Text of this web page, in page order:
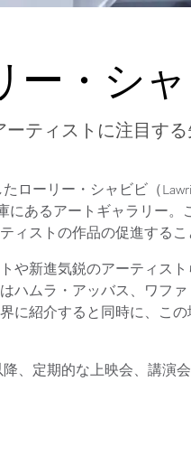
ー・シ
ティストに注目す
ローリー・シャビビ（
にあるアートギャラリー
ィストの作品の促進する
や新進気鋭のアーティス
ハムラ・アッバス、ワフ
に紹介すると同時に、こ
、定期的な上映会、講演